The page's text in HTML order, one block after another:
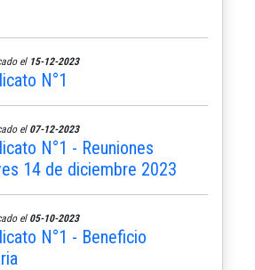
el 15-12-2023
N°1
el 07-12-2023
N°1 - Reuniones
14 de diciembre 2023
el 05-10-2023
N°1 - Beneficio